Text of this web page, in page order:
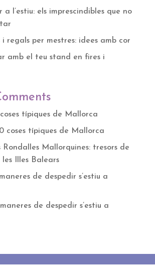
a l’estiu: els imprescindibles que no
i regals per mestres: idees amb cor
amb el teu stand en fires i
coses típiques de Mallorca
coses típiques de Mallorca
Rondalles Mallorquines: tresors de
Illes Balears
de despedir s’estiu a
de despedir s’estiu a